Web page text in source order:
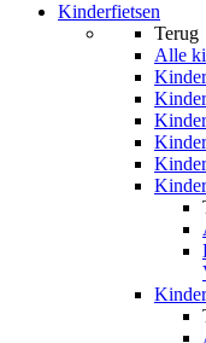
Kinderfietsen
Terug
Alle